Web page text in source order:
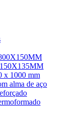
x 1000 mm
alma de aço